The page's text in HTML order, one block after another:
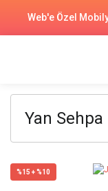
Web'e Özel
Yan Sehpa
%15 + %10